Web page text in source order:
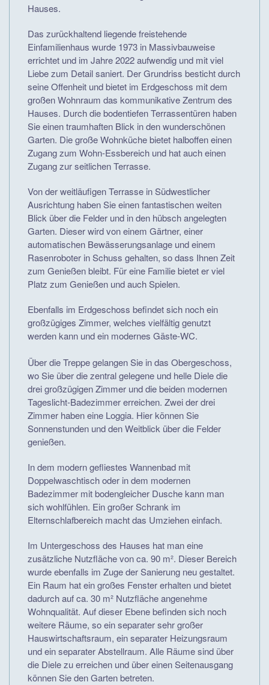
Hauses.
Das zurückhaltend liegende freistehende
Einfamilienhaus wurde 1973 in Massivbauweise
errichtet und im Jahre 2022 aufwendig und mit viel
Liebe zum Detail saniert. Der Grundriss besticht durch
seine Offenheit und bietet im Erdgeschoss mit dem
großen Wohnraum das kommunikative Zentrum des
Hauses. Durch die bodentiefen Terrassentüren haben
Sie einen traumhaften Blick in den wunderschönen
Garten. Die große Wohnküche bietet halboffen einen
Zugang zum Wohn-Essbereich und hat auch einen
Zugang zur seitlichen Terrasse.
Von der weitläufigen Terrasse in Südwestlicher
Ausrichtung haben Sie einen fantastischen weiten
Blick über die Felder und in den hübsch angelegten
Garten. Dieser wird von einem Gärtner, einer
automatischen Bewässerungsanlage und einem
Rasenroboter in Schuss gehalten, so dass Ihnen Zeit
zum Genießen bleibt. Für eine Familie bietet er viel
Platz zum Genießen und auch Spielen.
Ebenfalls im Erdgeschoss befindet sich noch ein
großzügiges Zimmer, welches vielfältig genutzt
werden kann und ein modernes Gäste-WC.
Über die Treppe gelangen Sie in das Obergeschoss,
wo Sie über die zentral gelegene und helle Diele die
drei großzügigen Zimmer und die beiden modernen
Tageslicht-Badezimmer erreichen. Zwei der drei
Zimmer haben eine Loggia. Hier können Sie
Sonnenstunden und den Weitblick über die Felder
genießen.
In dem modern gefliestes Wannenbad mit
Doppelwaschtisch oder in dem modernen
Badezimmer mit bodengleicher Dusche kann man
sich wohlfühlen. Ein großer Schrank im
Elternschlafbereich macht das Umziehen einfach.
Im Untergeschoss des Hauses hat man eine
zusätzliche Nutzfläche von ca. 90 m². Dieser Bereich
wurde ebenfalls im Zuge der Sanierung neu gestaltet.
Ein Raum hat ein großes Fenster erhalten und bietet
dadurch auf ca. 30 m² Nutzfläche angenehme
Wohnqualität. Auf dieser Ebene befinden sich noch
weitere Räume, so ein separater sehr großer
Hauswirtschaftsraum, ein separater Heizungsraum
und ein separater Abstellraum. Alle Räume sind über
die Diele zu erreichen und über einen Seitenausgang
können Sie den Garten betreten.